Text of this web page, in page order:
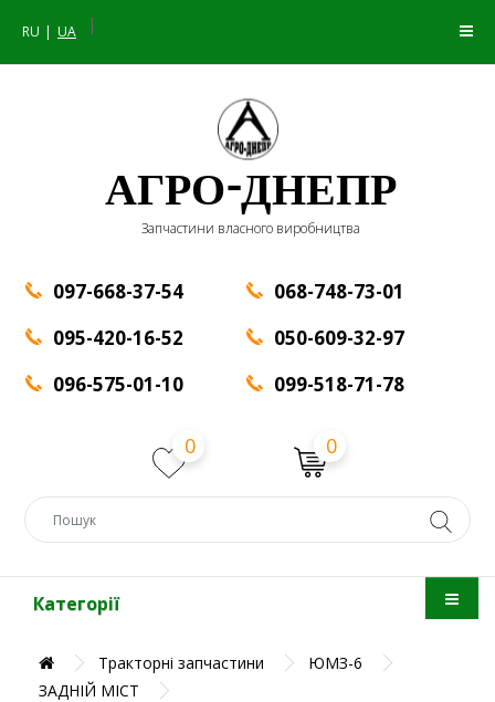
RU UA |
АГРО-ДНЕПР
Запчастини власного виробництва
097-668-37-54
095-420-16-52
096-575-01-10
068-748-73-01
050-609-32-97
099-518-71-78
0 0
Категорії
Тракторні запчастини
ЮМЗ-6
ЗАДНІЙ МІСТ